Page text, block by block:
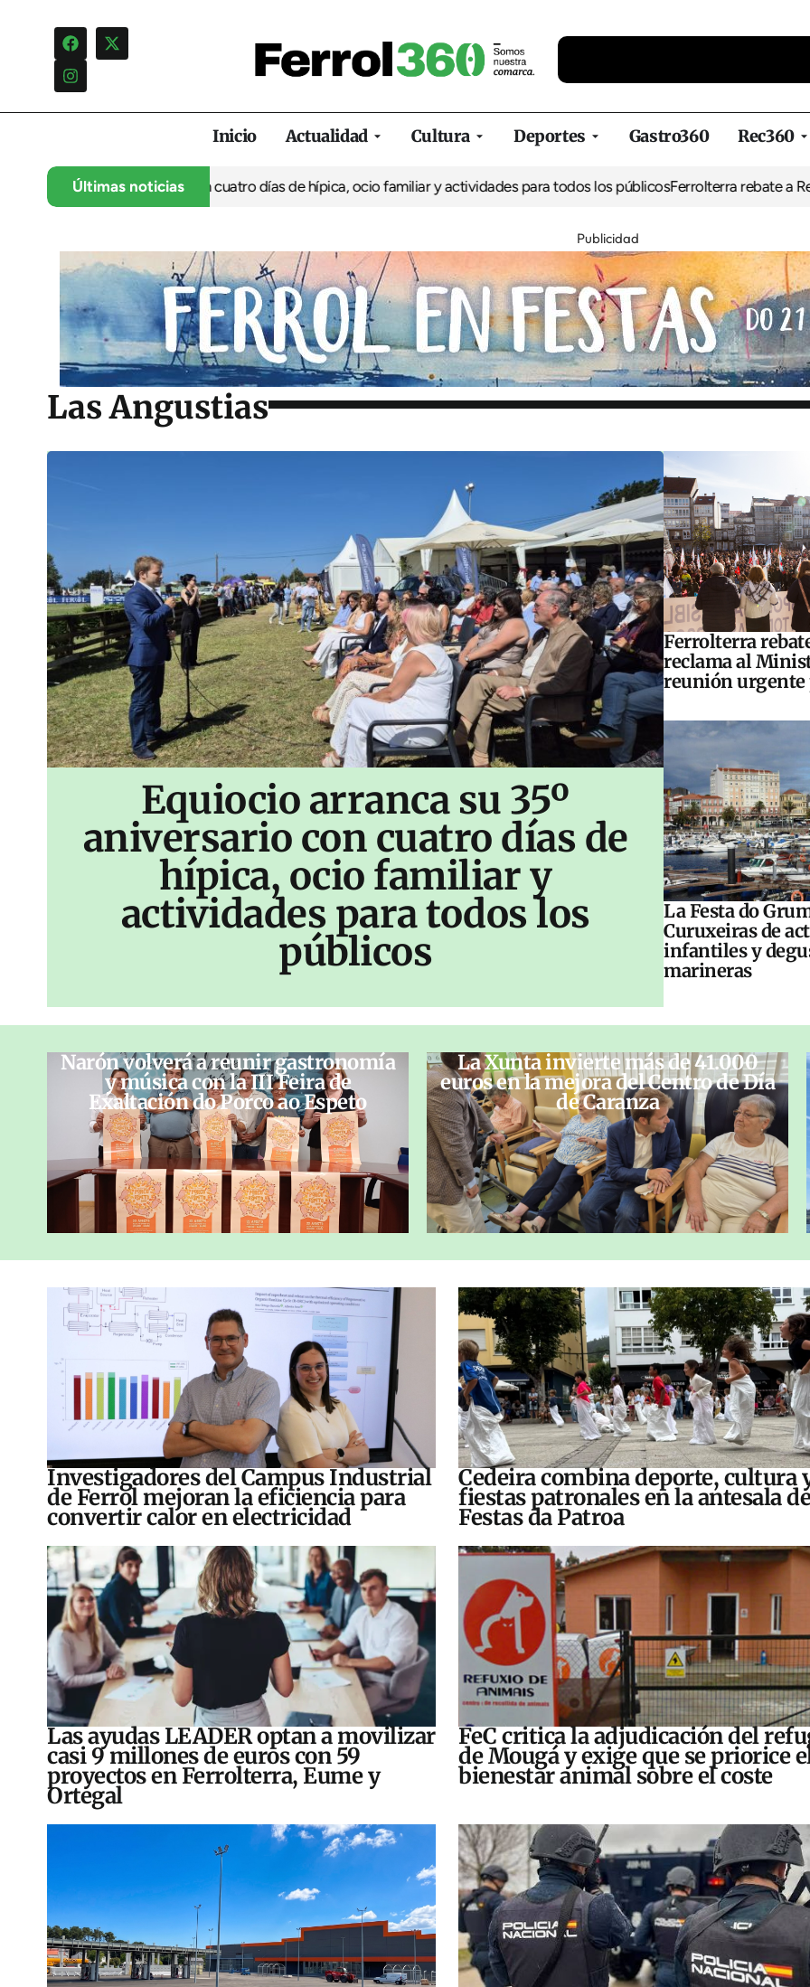
Inicio Actualidad Cultura Deportes Gastro360 Rec360
Últimas noticias
su 35º aniversario con cuatro días de hípica, ocio familiar y actividades para todos los públicosFerrolterra rebate a Renfe y
Publicidad
Las Angustias
Equiocio arranca su 35º
aniversario con cuatro días de
hípica, ocio familiar y
actividades para todos los
públicos
Ferrolterra
reclama al
reunión urgente
La Festa do
Curuxeiras de
infantiles y
marineras
Narón volverá a reunir gastronomía
y música con la III Feira de
Exaltación do Porco ao Espeto
La Xunta invierte más de 41.000
euros en la mejora del Centro de Día
de Caranza
Investigadores del Campus Industrial
de Ferrol mejoran la eficiencia para
convertir calor en electricidad
Cedeira combina deporte, cultura
fiestas patronales en la antesala
Festas da Patroa
Las ayudas LEADER optan a movilizar
casi 9 millones de euros con 59
proyectos en Ferrolterra, Eume y
Ortegal
FeC critica la adjudicación del
de Mougá y exige que se priorice
bienestar animal sobre el coste